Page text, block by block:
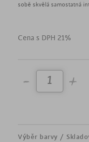
sobě skvělá samostatná
pro 1 čajovou svíčku
Cena s DPH 21%
Výběr barvy /